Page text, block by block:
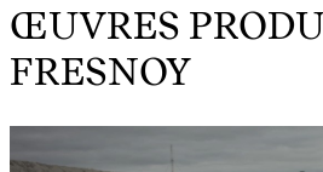
ŒUVRES
FRESNOY